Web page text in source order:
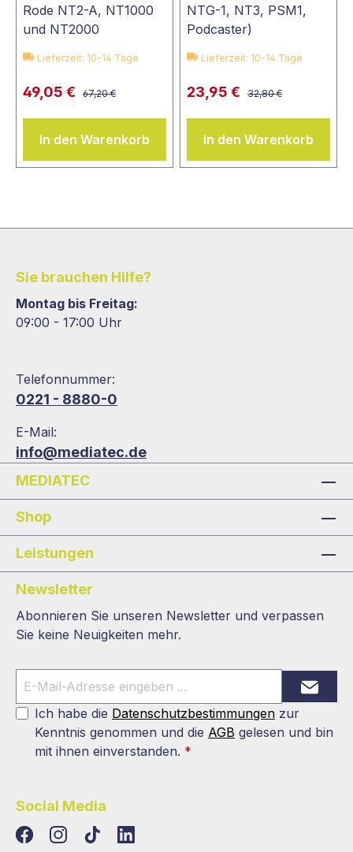
Rode NT2-A, NT1000
und NT2000
Lieferzeit: 10-14 Tage
49,05 € 67,20 €
In den Warenkorb
NTG-1, NT3, PSM1,
Podcaster)
Lieferzeit: 10-14 Tage
23,95 € 32,80 €
In den Warenkorb
Sie brauchen Hilfe?
Montag bis Freitag:
09:00 - 17:00 Uhr
Telefonnummer:
0221 - 8880-0
E-Mail:
info@mediatec.de
MEDIATEC
Shop
Leistungen
Newsletter
Abonnieren Sie unseren Newsletter und verpassen
Sie keine Neuigkeiten mehr.
Ich habe die Datenschutzbestimmungen zur
Kenntnis genommen und die AGB gelesen und bin
mit ihnen einverstanden. *
Social Media
TikTokLinkedIn